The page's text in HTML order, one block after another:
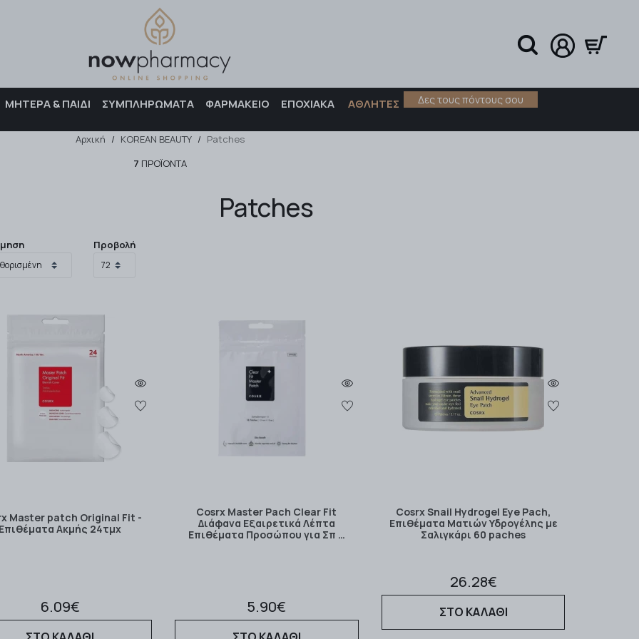
ΜΗΤΕΡΑ & ΠΑΙΔΙ ΣΥΜΠΛΗΡΩΜΑΤΑ ΦΑΡΜΑΚΕΙΟ ΕΠΟΧΙΑΚΑ ΑΘΛΗΤΕΣ Δες τους πόντους σου
Αναζήτηση
Αρχική / KOREAN BEAUTY / Patches
7 ΠΡΟΪΌΝΤΑ
Patches
Προβολή
Master patch Original Fit -
Επιθέματα Ακμής 24τμχ
6.09€
Cosrx Master Pach Clear Fit
Διάφανα Εξαιρετικά Λέπτα
Επιθέματα Προσώπου για Σπ …
5.90€
Cosrx Snail Hydrogel Eye Pach,
Επιθέματα Ματιών Υδρογέλης με
Σαλιγκάρι 60 paches
26.28€
ΣΤΟ ΚΑΛΑΘΙ